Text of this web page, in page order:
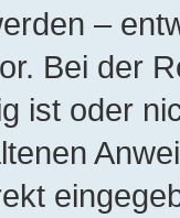
–
Bei der
ist oder